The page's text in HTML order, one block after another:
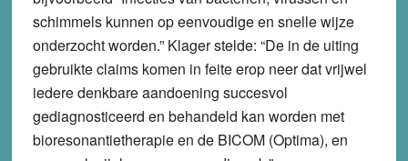
schimmels kunnen op eenvoudige en snelle wijze
onderzocht worden.” Klager stelde: “De in de uiting
gebruikte claims komen in feite erop neer dat vrijwel
iedere denkbare aandoening succesvol
gediagnosticeerd en behandeld kan worden met
bioresonantietherapie en de BICOM (Optima), en